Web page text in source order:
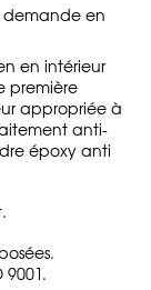
en
en intérieur
première
appropriée à
anti-
époxy anti